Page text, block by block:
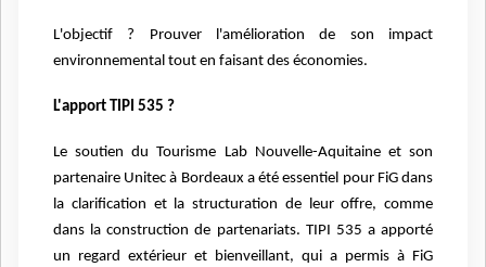
L'objectif ? Prouver l'amélioration de son impact
environnemental tout en faisant des économies.
L'apport TIPI 535 ?
Le soutien du Tourisme Lab Nouvelle-Aquitaine et son
partenaire Unitec à Bordeaux a été essentiel pour FiG dans
la clarification et la structuration de leur offre, comme
dans la construction de partenariats. TIPI 535 a apporté
un regard extérieur et bienveillant, qui a permis à FiG